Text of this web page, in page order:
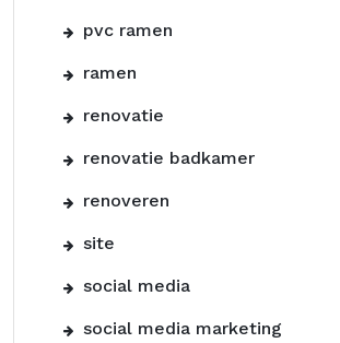
pvc ramen
ramen
renovatie
renovatie badkamer
renoveren
site
social media
social media marketing